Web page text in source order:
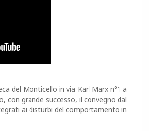
del Monticello in via Karl Marx n°1 a
con grande successo, il convegno dal
ai disturbi del comportamento in